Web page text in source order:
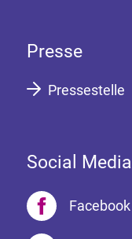
Presse
Pressestelle
Social Media
Facebook